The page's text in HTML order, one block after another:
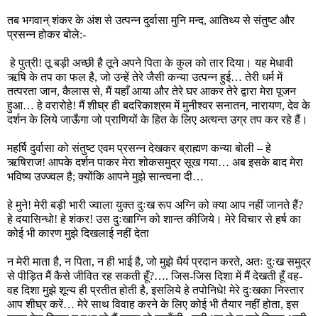
तब भगवान्‌ शंकर के अंश से उत्पन्न दुर्वासा मुनि मन्द, आतिथ्य से संतुष्ट और
प्रसन्न होकर बोले:-
हे पुत्री! तू बड़ी अच्छी है तूने अपने पिता के कुल को तार दिया। यह मेधावी
ऋषि के तप का फल है, जो उन्हें तेरे जैसी कन्या उत्पन्न हुई… तेरी धर्म में
तत्परता जान, कैलास से, मैं यहाँ आया और तेरे घर आकर तेरे द्वारा मेरा पूजन
हुआ… हे वरारोहे! मैं शीघ्र ही बदरिकाश्रम में मुनीश्‍वर सनातन, नारायण, देव के
दर्शन के लिये जाऊँगा जो प्राणियों के हित के लिए अत्यन्त उग्र तप कर रहे हैं।
महर्षि दुर्वासा को संतुष्ट एवम प्रसन्न देखकर ब्राह्मण कन्या बोली – हे
ऋषिराज! आपके दर्शन पाकर मेरा शोकसमुद्र सूख गया… अब इसके बाद मेरा
भविष्य उज्ज्वल है; क्योंकि आपने मुझे सान्‍त्वना दी…
हे मुने! मेरी बड़ी भारी ज्वाला युक्त दुःख रूप अग्नि को क्या आप नहीं जानते हैं?
हे दयासिन्धो! हे शंकर! उस दुःखाग्नि को शान्त कीजिये। मेरे विचार से हर्ष का
कोई भी कारण मुझे दिखलाई नहीं देता
न मेरी माता है, न पिता, न ही भाई है, जो मुझे धैर्य प्रदान करते, अतः दुःख समुद्र
से पीड़ित मैं कैसे जीवित रह सकती हूँ?…. जिस-जिस दिशा में मैं देखती हूँ वह-
वह दिशा मुझे शून्य ही प्रतीत होती है, इसलिये हे तपोनिधे! मेरे दुःखका निस्तार
आप शीघ्र करें… मेरे साथ विवाह करने के लिए कोई भी तैयार नहीं होता, इस